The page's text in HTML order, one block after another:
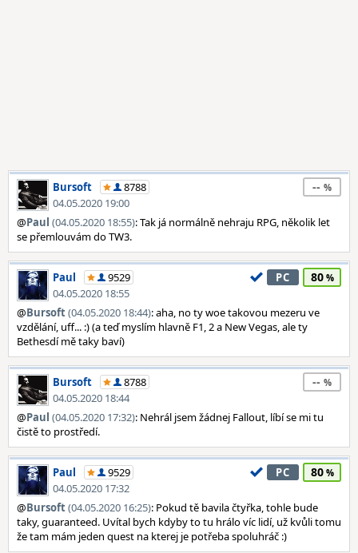
Bursoft
8788
04.05.2020 19:00
--
@Paul (04.05.2020 18:55): Tak já normálně nehraju RPG, několik let
se přemlouvám do TW3.
Paul
9529
04.05.2020 18:55
PC 80
@Bursoft(04.05.2020 18:44): aha, no ty woe takovou mezeru ve
vzdělání, uff... :) (a teď myslím hlavně F1, 2 a New Vegas, ale ty
Bethesdí mě taky baví)
Bursoft
8788
04.05.2020 18:44
--
@Paul (04.05.2020 17:32): Nehrál jsem žádnej Fallout, líbí se mi tu
čistě to prostředí.
Paul
9529
04.05.2020 17:32
PC 80
@Bursoft(04.05.2020 16:25): Pokud tě bavila čtyřka, tohle bude
taky, guaranteed. Uvítal bych kdyby to tu hrálo víc lidí, už kvůli tomu
že tam mám jeden quest na kterej je potřeba spoluhráč :)